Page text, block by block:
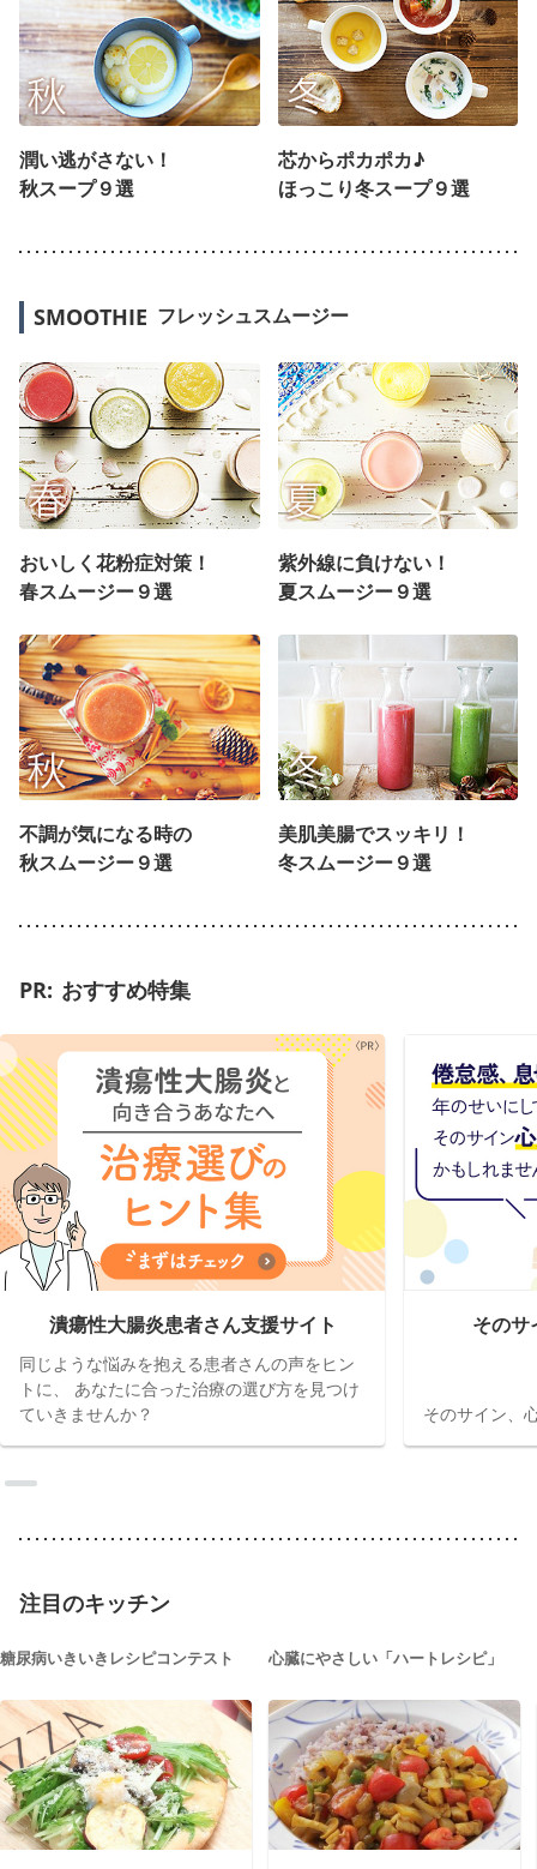
潤い逃がさない！
秋スープ９選
芯からポカポカ♪
ほっこり冬スープ９選
SMOOTHIE フレッシュスムージー
おいしく花粉症対策！
春スムージー９選
紫外線に負けない！
夏スムージー９選
不調が気になる時の
秋スムージー９選
美肌美腸でスッキリ！
冬スムージー９選
おすすめ特集
潰瘍性大腸炎患者さん支援サイト
同じような悩みを抱える患者さんの声をヒン
トに、 あなたに合った治療の選び方を見つけ
ていきませんか？
そのサ
そのサイン、
注目のキッチン
糖尿病いきいきレシピコンテスト 心臓にやさしい「ハートレシピ」